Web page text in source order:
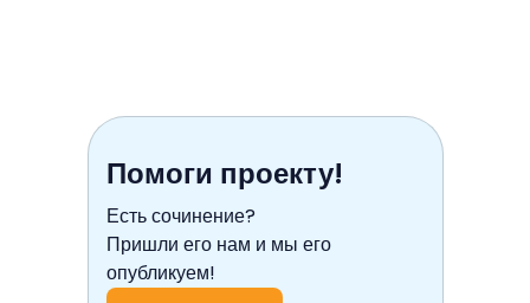
Помоги проекту!
Есть сочинение?
Пришли его нам и мы его
опубликуем!